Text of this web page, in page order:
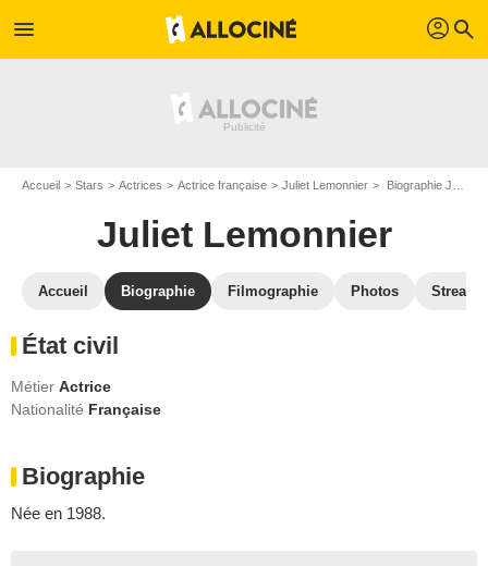
menu profil search
Accueil Stars Actrices Actrice française Juliet Lemonnier Biographie Juliet Lemonnier
Juliet Lemonnier
Accueil Biographie Filmographie Photos
État civil
Métier Actrice
Nationalité Française
Biographie
Née en 1988.